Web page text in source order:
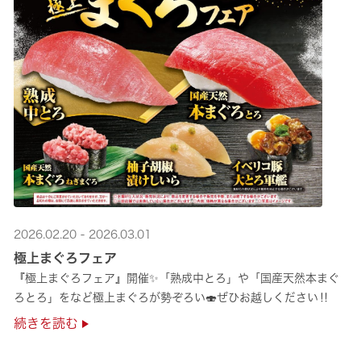
2026.02.20 - 2026.03.01
極上まぐろフェア
『極上まぐろフェア』開催✨「熟成中とろ」や「国産天然本まぐ
ろとろ」をなど極上まぐろが勢ぞろい🍣ぜひお越しください‼
続きを読む